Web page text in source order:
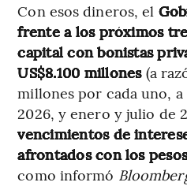
Con esos dineros, el
frente a los próximos
capital con bonistas
US$8.100 millones(a
millones por cada uno,
2026, y enero y julio de
vencimientos de
afrontados con los
como informó